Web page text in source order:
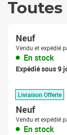
Neuf
Vendu et expédié
En stock
Expédié sous 9
Livraison Offerte
Neuf
Vendu et expédié
En stock